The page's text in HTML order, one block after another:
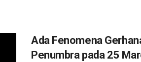
Ada Fenomena
Penumbra pada 25